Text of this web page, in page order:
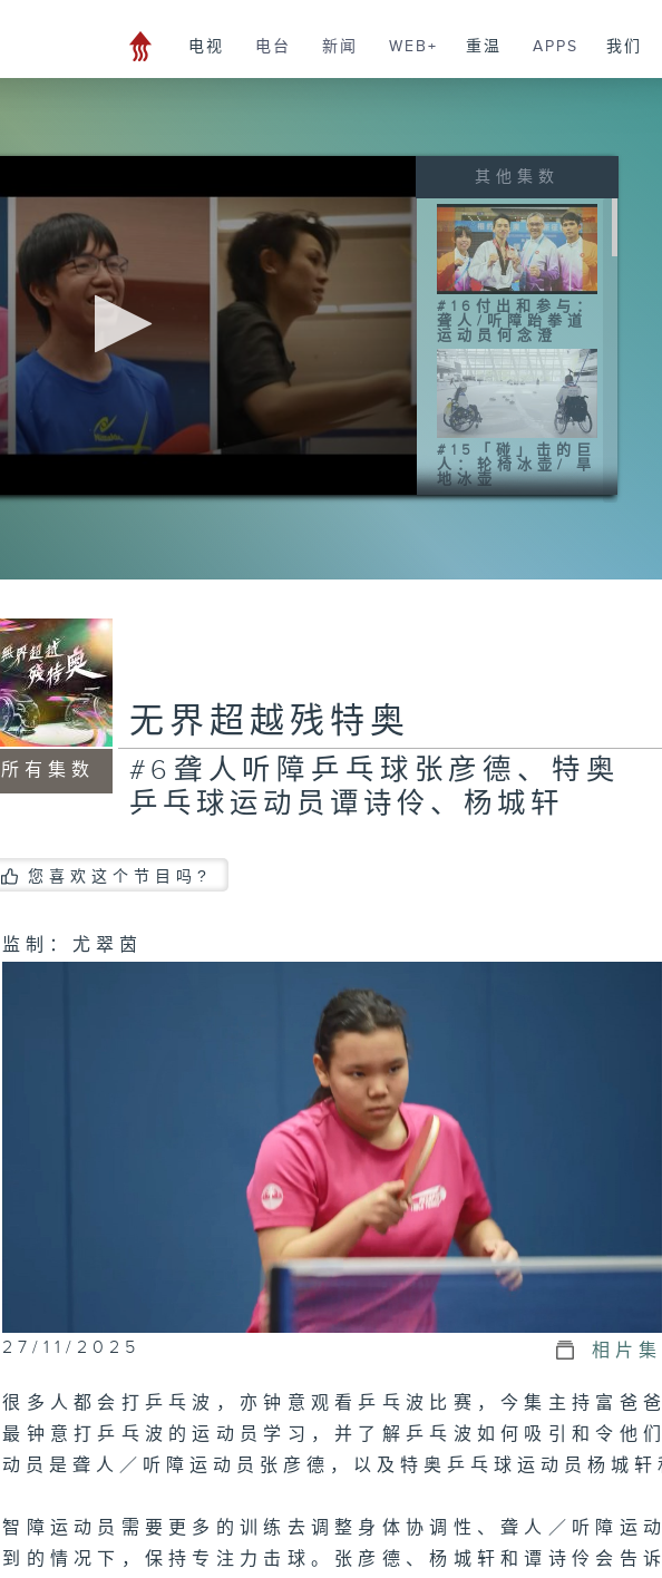
电视 电台 新闻 WEB+ 重温 APPS 我们
其他集数
#16付出和参与：
聋人/听障跆拳道
运动员何念澄
#15「碰」击的巨
人：轮椅冰壶/ 旱
地冰壶
棋
#10跑呀跑: 残疾
田径鲍锥耀、特奥
田径梁雨森
球运勋员王愉程和
#8看我今天怎么
打:聋人/听障羽毛
所有集数
无界超越残特奥
#6聋人听障乒乓球张彦德、特奥
乒乓球运动员谭诗伶、杨城轩
您喜欢这个节目吗?
监制：尤翠茵
27/11/2025 相片集
很多人都会打乒乓波，亦钟意观看乒乓波比赛，今集主持富爸
最钟意打乒乓波的运动员学习，并了解乒乓波如何吸引和令他
动员是聋人／听障运动员张彦德，以及特奥乒乓球运动员杨城轩
智障运动员需要更多的训练去调整身体协调性、聋人／听障运
到的情况下，保持专注力击球。张彦德、杨城轩和谭诗伶会告